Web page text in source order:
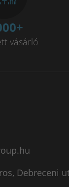
+
vásárló
, Debreceni